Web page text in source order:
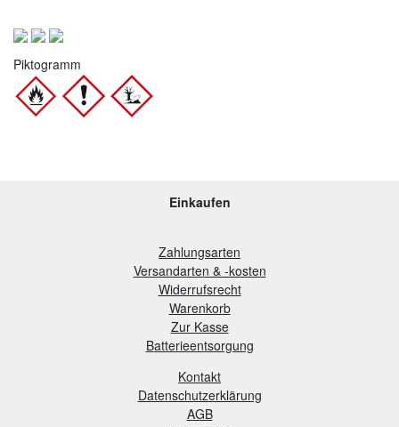
Piktogramm
Einkaufen
Zahlungsarten
Versandarten & -kosten
Widerrufsrecht
Warenkorb
Zur Kasse
Batterieentsorgung
Kontakt
Datenschutzerklärung
AGB